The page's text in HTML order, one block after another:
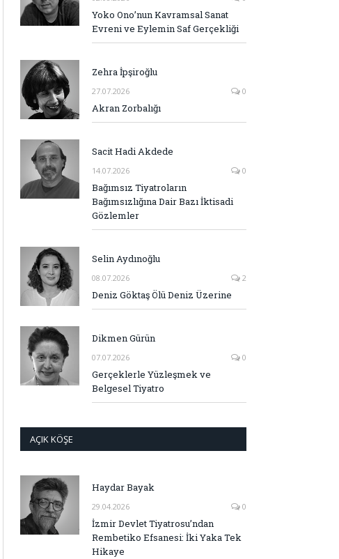
Yoko Ono’nun Kavramsal Sanat
Evreni ve Eylemin Saf Gerçekliği
Zehra İpşiroğlu
27.07.2026 0
Akran Zorbalığı
Sacit Hadi Akdede
14.07.2026 0
Bağımsız Tiyatroların
Bağımsızlığına Dair Bazı İktisadi
Gözlemler
Selin Aydınoğlu
08.07.2026 2
Deniz Göktaş Ölü Deniz Üzerine
Dikmen Gürün
07.07.2026 0
Gerçeklerle Yüzleşmek ve
Belgesel Tiyatro
AÇIK KÖŞE
Haydar Bayak
29.04.2026 0
İzmir Devlet Tiyatrosu’ndan
Rembetiko Efsanesi: İki Yaka Tek
Hikaye